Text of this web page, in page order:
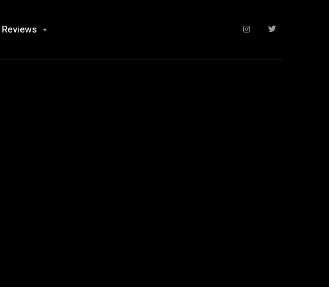
Reviews